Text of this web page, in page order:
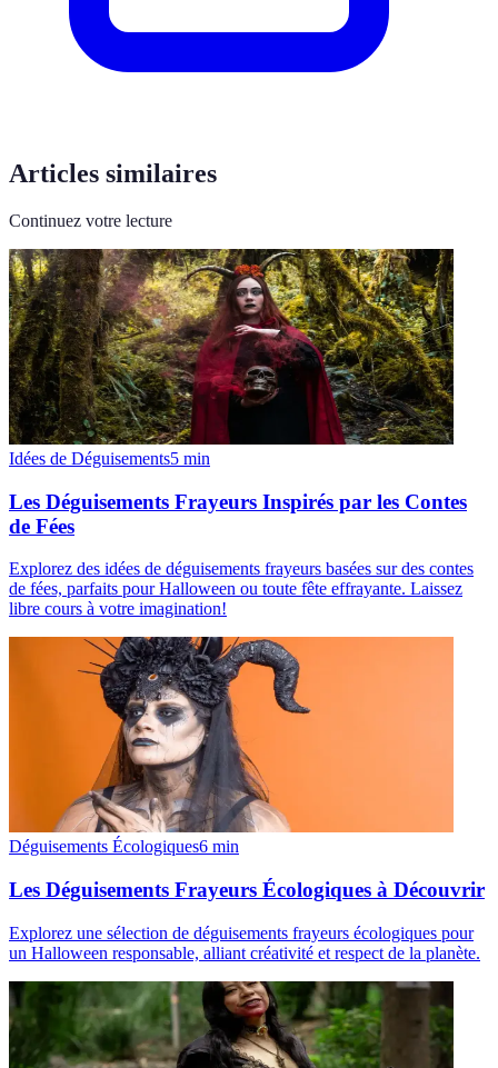
Articles similaires
Continuez votre lecture
Idées de Déguisements5 min
Les Déguisements Frayeurs Inspirés par les Contes
de Fées
Explorez des idées de déguisements frayeurs basées sur des contes
de fées, parfaits pour Halloween ou toute fête effrayante. Laissez
libre cours à votre imagination!
Déguisements Écologiques6 min
Les Déguisements Frayeurs Écologiques à Découvrir
Explorez une sélection de déguisements frayeurs écologiques pour
un Halloween responsable, alliant créativité et respect de la planète.